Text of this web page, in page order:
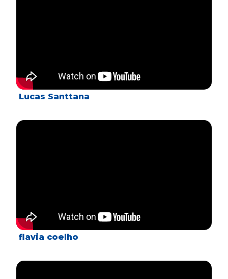
Lucas Santtana
flavia coelho